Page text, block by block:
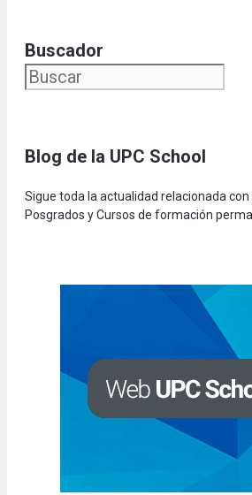
Buscador
Blog de la UPC School
Sigue toda la actualidad relacionada
Posgrados y Cursos de formación